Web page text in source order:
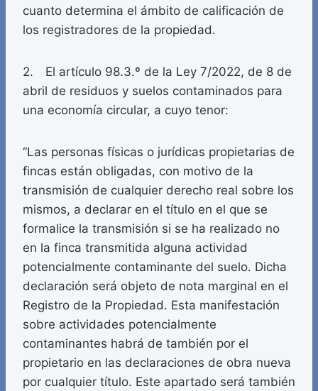
cuanto determina el ámbito de calificación de
los registradores de la propiedad.
2. El artículo 98.3.º de la Ley 7/2022, de 8 de
abril de residuos y suelos contaminados para
una economía circular, a cuyo tenor:
“Las personas físicas o jurídicas propietarias de
fincas están obligadas, con motivo de la
transmisión de cualquier derecho real sobre los
mismos, a declarar en el título en el que se
formalice la transmisión si se ha realizado no
en la finca transmitida alguna actividad
potencialmente contaminante del suelo. Dicha
declaración será objeto de nota marginal en el
Registro de la Propiedad. Esta manifestación
sobre actividades potencialmente
contaminantes habrá de también por el
propietario en las declaraciones de obra nueva
por cualquier título. Este apartado será también